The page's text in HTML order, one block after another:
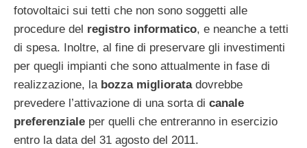
fotovoltaici sui tetti che non sono soggetti alle
procedure del registro informatico, e neanche a tetti
di spesa. Inoltre, al fine di preservare gli investimenti
per quegli impianti che sono attualmente in fase di
realizzazione, la bozza migliorata dovrebbe
prevedere l’attivazione di una sorta di canale
preferenziale per quelli che entreranno in esercizio
entro la data del 31 agosto del 2011.